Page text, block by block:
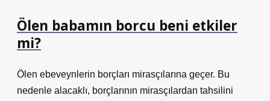
Ölen babamın borcu beni etkiler
mi?
Ölen ebeveynlerin borçları mirasçılarına geçer. Bu
nedenle alacaklı, borçlarının mirasçılardan tahsilini